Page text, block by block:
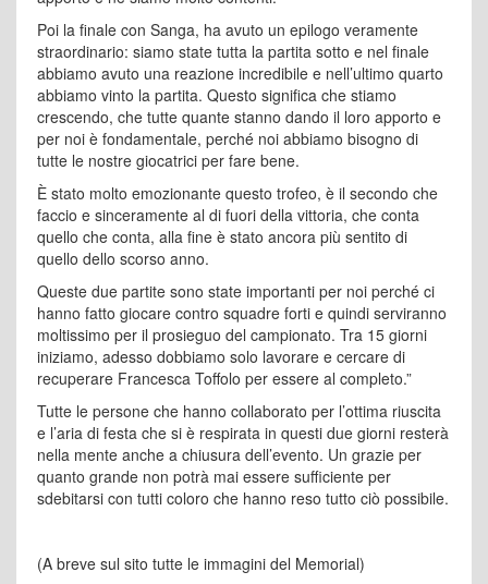
Poi la finale con Sanga, ha avuto un epilogo veramente
straordinario: siamo state tutta la partita sotto e nel finale
abbiamo avuto una reazione incredibile e nell’ultimo quarto
abbiamo vinto la partita. Questo significa che stiamo
crescendo, che tutte quante stanno dando il loro apporto e
per noi è fondamentale, perché noi abbiamo bisogno di
tutte le nostre giocatrici per fare bene.
È stato molto emozionante questo trofeo, è il secondo che
faccio e sinceramente al di fuori della vittoria, che conta
quello che conta, alla fine è stato ancora più sentito di
quello dello scorso anno.
Queste due partite sono state importanti per noi perché ci
hanno fatto giocare contro squadre forti e quindi serviranno
moltissimo per il prosieguo del campionato. Tra 15 giorni
iniziamo, adesso dobbiamo solo lavorare e cercare di
recuperare Francesca Toffolo per essere al completo.”
Tutte le persone che hanno collaborato per l’ottima riuscita
e l’aria di festa che si è respirata in questi due giorni resterà
nella mente anche a chiusura dell’evento. Un grazie per
quanto grande non potrà mai essere sufficiente per
sdebitarsi con tutti coloro che hanno reso tutto ciò possibile.
(A breve sul sito tutte le immagini del Memorial)